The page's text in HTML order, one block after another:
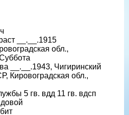
__.__.1915
обл.,
__.__.1943, Чигиринский
Кировоградская обл.,
5 гв. вдд 11 гв. вдсп